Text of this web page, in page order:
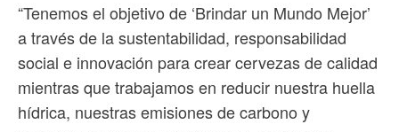
“Tenemos el objetivo de ‘Brindar un Mundo Mejor’
a través de la sustentabilidad, responsabilidad
social e innovación para crear cervezas de calidad
mientras que trabajamos en reducir nuestra huella
hídrica, nuestras emisiones de carbono y